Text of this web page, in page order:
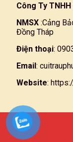
Công Ty
NMSX :Cảng
Đồng Tháp
Điện thoại:
Email:
Website: